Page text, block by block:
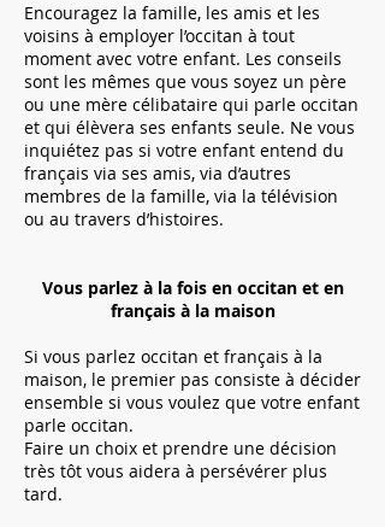
Encouragez la famille, les amis et les
voisins à employer l’occitan à tout
moment avec votre enfant. Les conseils
sont les mêmes que vous soyez un père
ou une mère célibataire qui parle occitan
et qui élèvera ses enfants seule. Ne vous
inquiétez pas si votre enfant entend du
français via ses amis, via d’autres
membres de la famille, via la télévision
ou au travers d’histoires.
Vous parlez à la fois en occitan et en
français à la maison
Si vous parlez occitan et français à la
maison, le premier pas consiste à décider
ensemble si vous voulez que votre enfant
parle occitan.
Faire un choix et prendre une décision
très tôt vous aidera à persévérer plus
tard.